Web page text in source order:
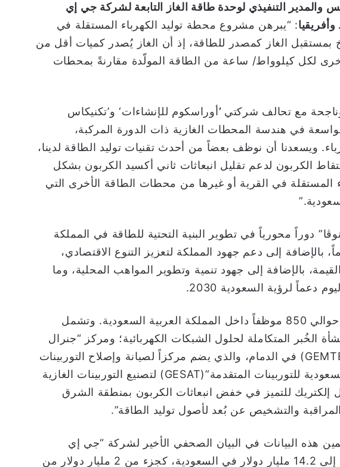
والمدير التنفيذي لوحدة طاقة الغاز التابعة لشركة جي إي
: “يبرهن مشروع محطة توليد الكهرباء المستقلة في
بمستقبل الغاز كمصدر للطاقة، إذ أن الغاز يُصدر كميات أقل من
لكل كيلوواط/ ساعة من الطاقة المولّدة مقارنةً بمحطات
مع تحالف شركتي ’أوراسكوم للإنشاءات‘ و’تكنيكاس
في هندسة المحطات الغازية ذات الدورة المركبة،
ويسعدنا أن نوظف بعضاً من أحدث تقنيات توليد الطاقة لدينا،
الكربون لدعم تقليل انبعاثات ثاني أكسيد الكربون بشكل
المستقلة في القرية أو غيرها من محطات الطاقة الأخرى التي
دوراً محورياً في تطوير البنية التحتية للطاقة في المملكة
السعودية على مدار 90 عاماً، بالإضافة إلى دعم جهود المملكة لتعزيز التنوع الاقتصادي،
بالإضافة إلى جهود تنمية وتطوير المواهب المحلية، وما
لرؤية السعودية 2030.
ويعمل لدى “جي إي ڤيرنوڤا” حالياً حوالي 850 موظفاً داخل المملكة العربية السعودية. وتشمل
الخُبر المتكاملة لحلول الشبكات الكهربائية؛ ومركز “جنرال
إلكتريك للصناعة والتكنولوجيا “(GEMTEC) في الدمام، والذي يضم مركزاً لصيانة وإصلاح التوربينات
الغازية؛ ومنشأة “جنرال إلكتريك السعودية للتوربينات المتقدمة”(GESAT) لتصنيع التوربينات الغازية
إلكتريك للتميز في خفض انبعاثات الكربون بمنطقة الشرق
والتشخيص عن بُعد لأصول توليد الطاقة”.
هذه البيانات في البيان الصحفي الأخير لشركة “جي إي
ڤيرنوڤا” عن مبادرات بقيمة تصل إلى 14.2 مليار دولار في السعودية، كجزء من 2 مليار دولار من